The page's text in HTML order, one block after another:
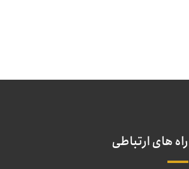
راه های ارتباطی